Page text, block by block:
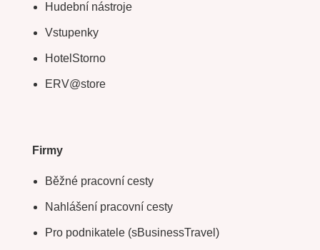
Hudební nástroje
Vstupenky
HotelStorno
ERV@store
Firmy
Běžné pracovní cesty
Nahlášení pracovní cesty
Pro podnikatele (sBusinessTravel)